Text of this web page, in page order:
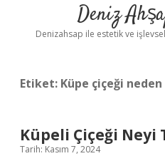
Yasal
Deniz
Denizahsap ile estetik ve
Etiket: Küpe çiçeği
Küpeli Çiçeği Neyi
Tarih: Kasım 7, 2024